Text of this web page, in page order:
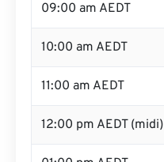
09:00 am AEDT
10:00 am AEDT
11:00 am AEDT
12:00 pm AEDT (midi)